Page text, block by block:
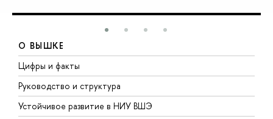
О ВЫШКЕ
Цифры и факты
Руководство и структура
Устойчивое развитие в НИУ ВШЭ